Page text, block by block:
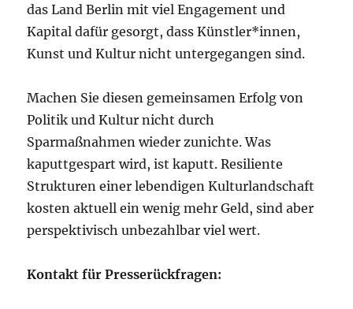
das Land Berlin mit viel Engagement und
Kapital dafür gesorgt, dass Künstler*innen,
Kunst und Kultur nicht untergegangen sind.
Machen Sie diesen gemeinsamen Erfolg von
Politik und Kultur nicht durch
Sparmaßnahmen wieder zunichte. Was
kaputtgespart wird, ist kaputt. Resiliente
Strukturen einer lebendigen Kulturlandschaft
kosten aktuell ein wenig mehr Geld, sind aber
perspektivisch unbezahlbar viel wert.
Kontakt für Presserückfragen: